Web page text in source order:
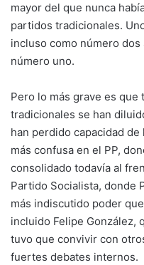
mayor del que nunca
partidos tradicionales.
incluso como número
número uno.
Pero lo más grave es
tradicionales se han
han perdido capacidad
más confusa en el PP,
consolidado todavía al
Partido Socialista, donde
más indiscutido poder
incluido Felipe González,
tuvo que convivir con
fuertes debates internos.